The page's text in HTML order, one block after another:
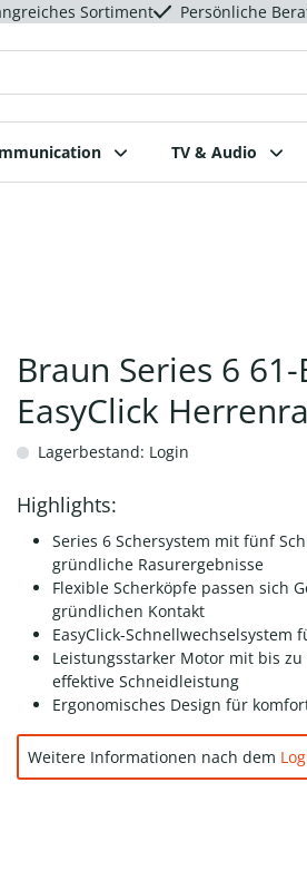
Sortiment Persönliche
TV & Audio
Braun Series 6
EasyClick
Lagerbestand: Login
Highlights:
Series 6 Schersystem mit fünf
gründliche Rasurergebnisse
Flexible Scherköpfe passen sich
gründlichen Kontakt
EasyClick-Schnellwechselsystem
Leistungsstarker Motor mit bis
effektive Schneidleistung
Ergonomisches Design für
Weitere Informationen nach dem